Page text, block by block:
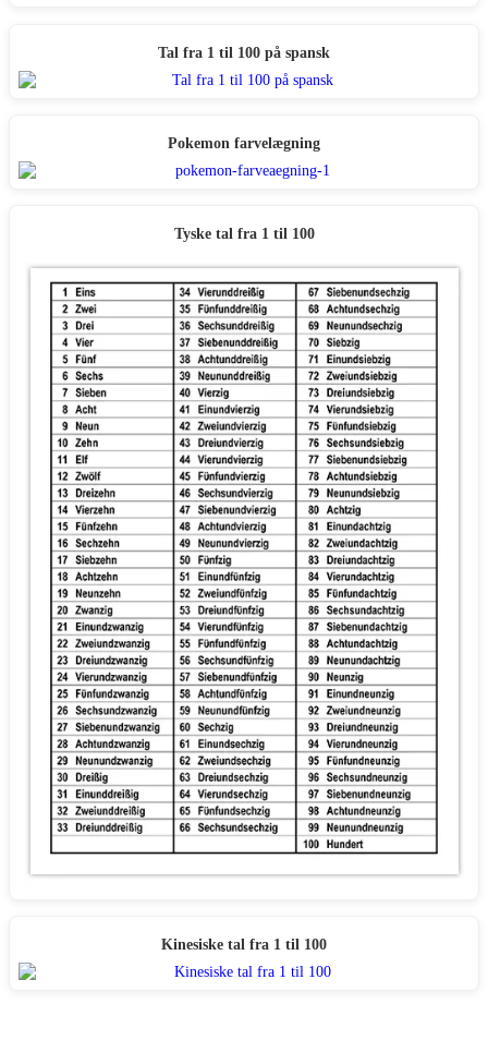
Tal fra 1 til 100 på spansk
Pokemon farvelægning
Tyske tal fra 1 til 100
Kinesiske tal fra 1 til 100